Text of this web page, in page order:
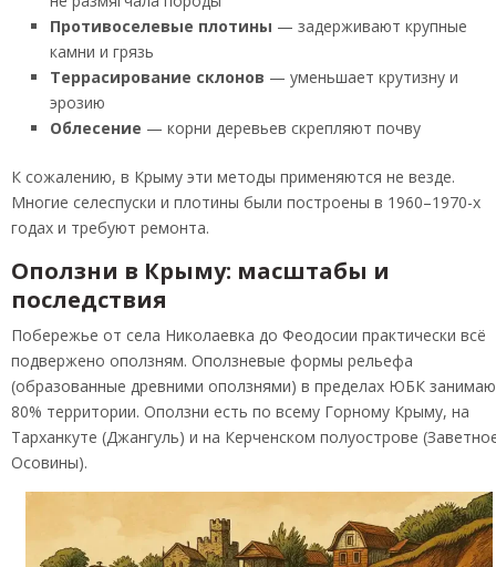
Противоселевые плотины — задерживают крупные
камни и грязь
Террасирование склонов — уменьшает крутизну и
эрозию
Облесение — корни деревьев скрепляют почву
К сожалению, в Крыму эти методы применяются не везде.
Многие селеспуски и плотины были построены в 1960–1970-х
годах и требуют ремонта.
Оползни в Крыму: масштабы и
последствия
Побережье от села Николаевка до Феодосии практически всё
подвержено оползням. Оползневые формы рельефа
(образованные древними оползнями) в пределах ЮБК
80% территории. Оползни есть по всему Горному Крыму, на
Тарханкуте (Джангуль) и на Керченском полуострове
Осовины).